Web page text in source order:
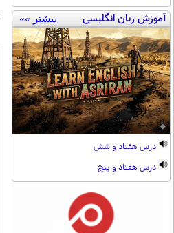
آموزش زبان انگلیسی بیشتر »»
درس هفتاد و شش
درس هفتاد و پنج